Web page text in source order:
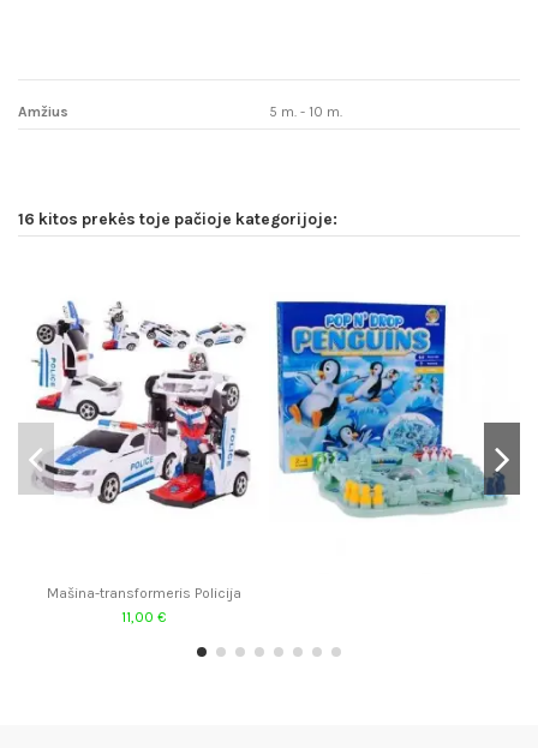
Amžius 5 m. - 10 m.
16 kitos prekės toje pačioje kategorijoje:
Mašina-transformeris Policija
11,00 €